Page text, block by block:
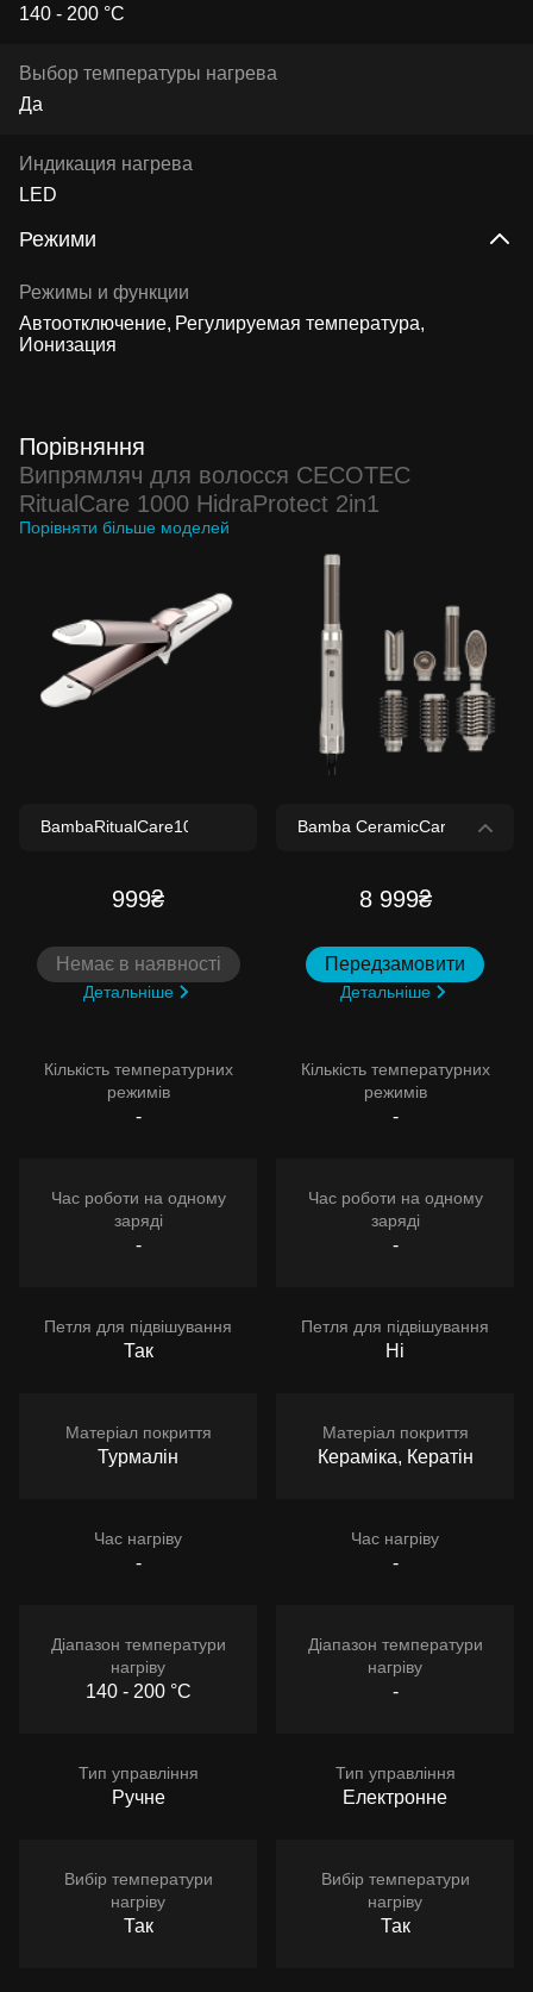
140 - 200 °C
Выбор температуры нагрева
Да
Индикация нагрева
LED
Режими
Режимы и функции
Автоотключение Регулируемая температура
Ионизация
Порівняння
Випрямляч для волосся CECOTEC
RitualCare 1000 HidraProtect 2in1
Порівняти більше моделей
999₴
Немає в наявності
Детальніше
Кількість температурних
режимів
-
Час роботи на одному
заряді
-
Петля для підвішування
Так
Матеріал покриття
Турмалін
Час нагріву
-
Діапазон температури
нагріву
140 - 200 °C
Тип управління
Ручне
Вибір температури
нагріву
Так
8 999₴
Передзамовити
Детальніше
Кількість температурних
режимів
-
Час роботи на одному
заряді
-
Петля для підвішування
Ні
Матеріал покриття
Кераміка, Кератін
Час нагріву
-
Діапазон температури
нагріву
-
Тип управління
Електронне
Вибір температури
нагріву
Так